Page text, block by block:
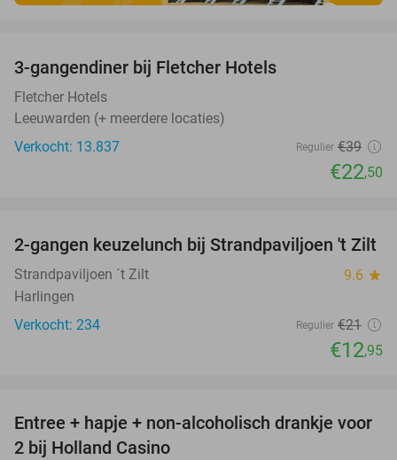
3-gangendiner bij Fletcher Hotels
Fletcher Hotels
Leeuwarden (+ meerdere locaties)
Verkocht: 13.837
Regulier €39
€22,50
38%
2-gangen keuzelunch bij Strandpaviljoen 't Zilt
Strandpaviljoen ´t Zilt 9.6 star
Harlingen
Verkocht: 234
Regulier €21
€12,95
52%
Entree + hapje + non-alcoholisch drankje voor
2 bij Holland Casino